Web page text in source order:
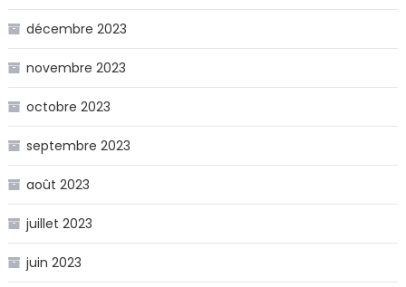
décembre 2023
novembre 2023
octobre 2023
septembre 2023
août 2023
juillet 2023
juin 2023